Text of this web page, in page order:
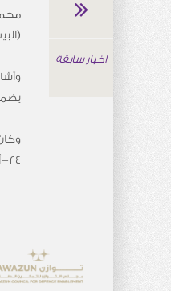
24 – أبوظبي
اخبار سابقة